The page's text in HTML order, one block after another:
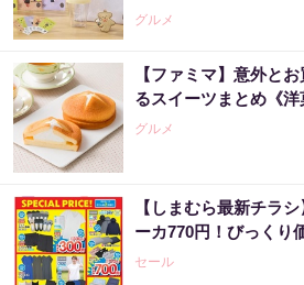
グルメ
【ファミマ】意外と
るスイーツまとめ《洋
グルメ
【しまむら最新チラ
ーカ770円！びっくり
セール